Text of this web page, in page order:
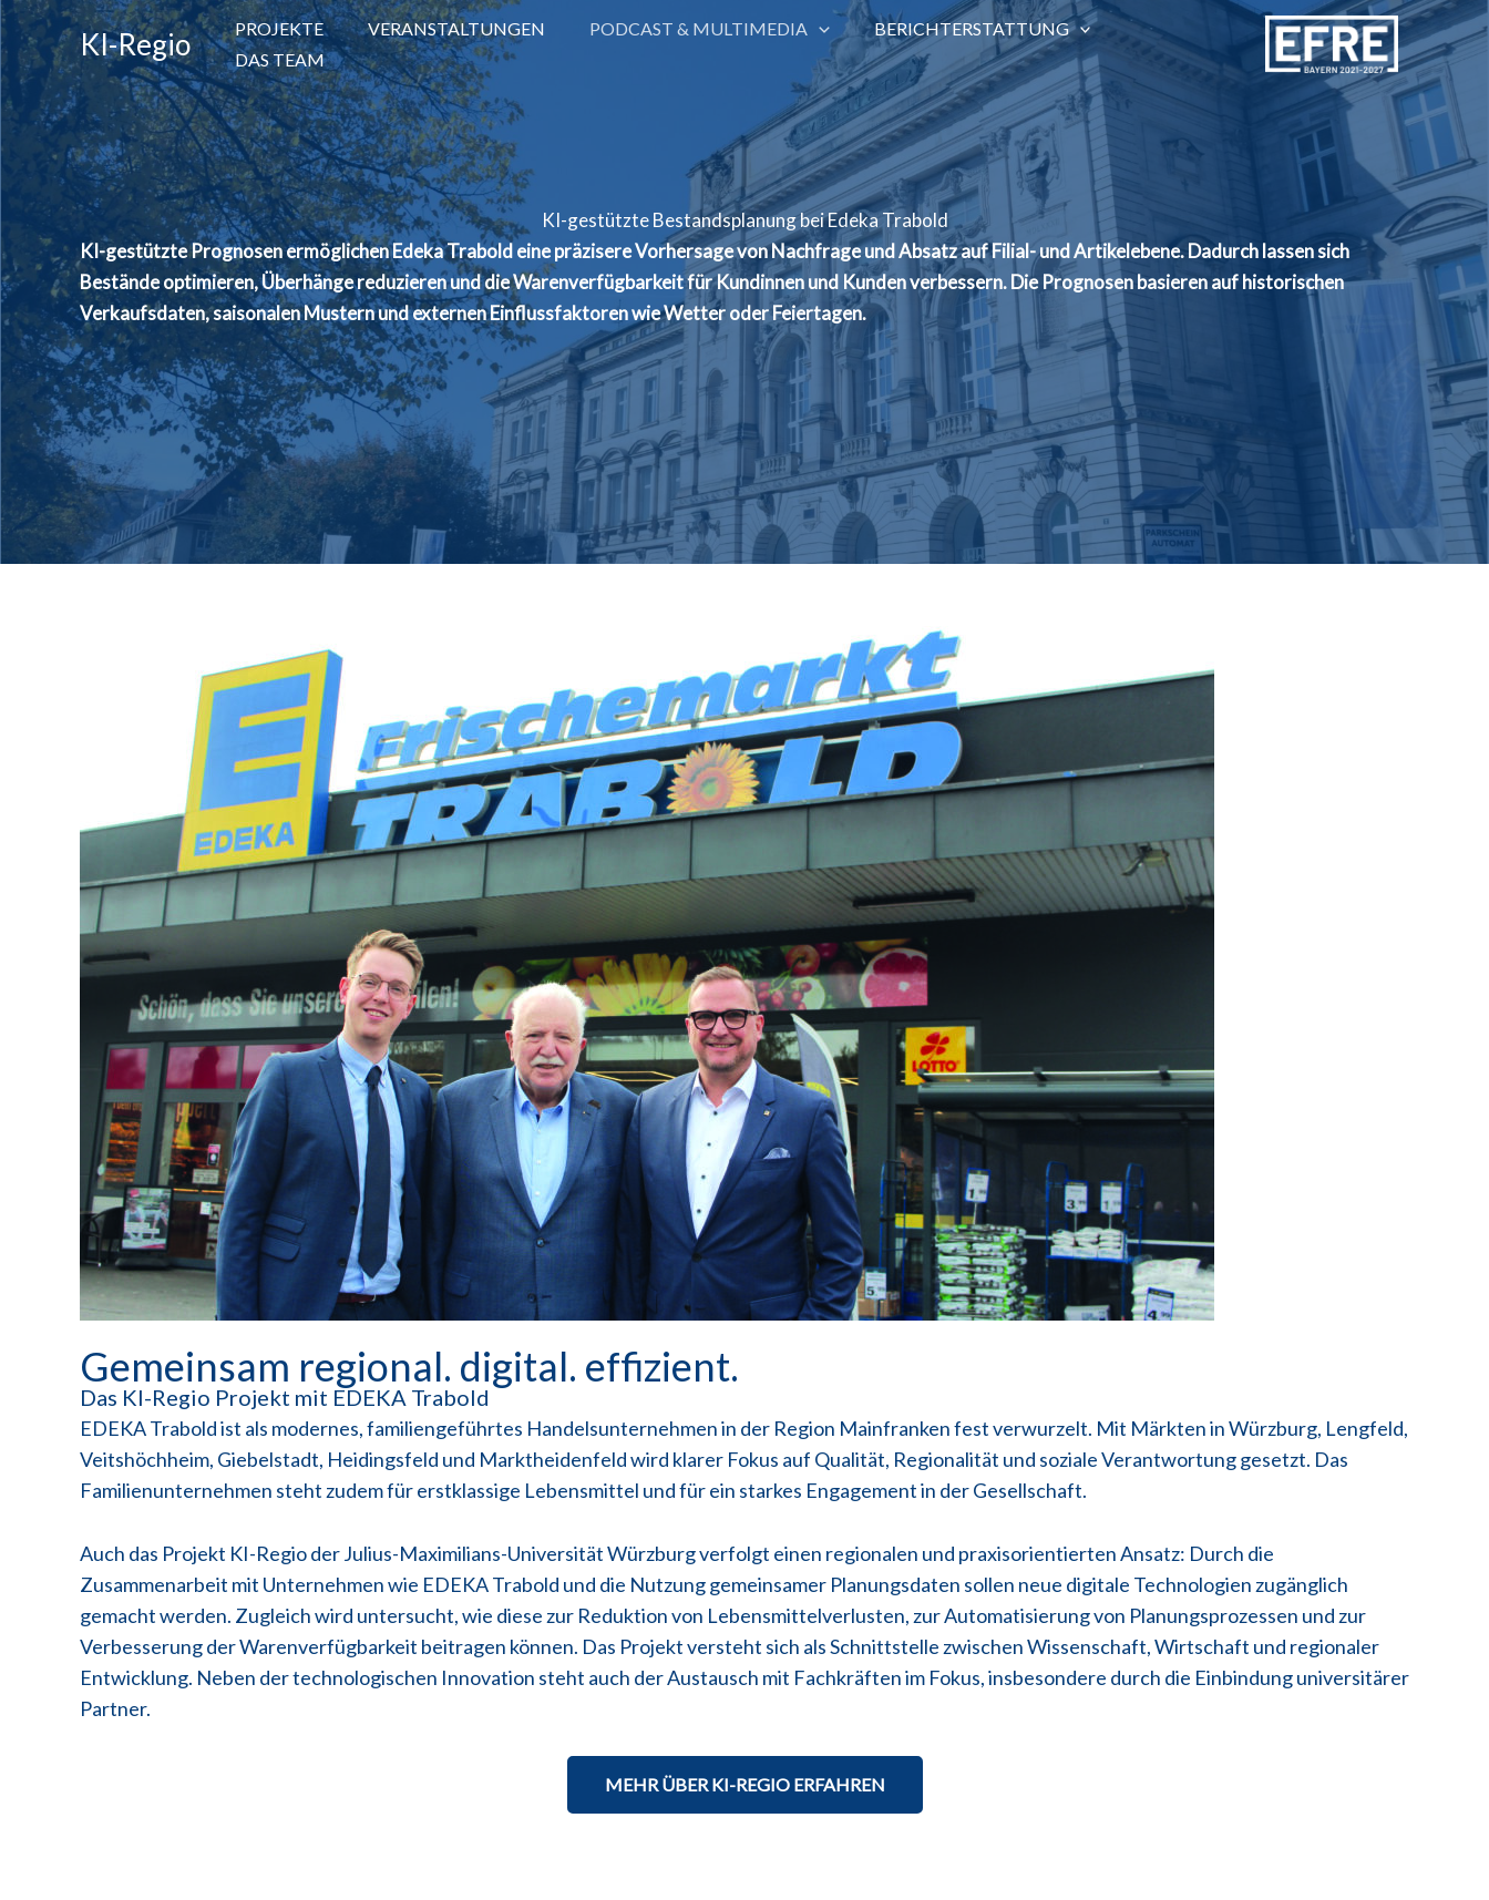
Zum
Inhalt
springen
KI-Regio PROJEKTE VERANSTALTUNGEN PODCAST & MULTIMEDIA
BERICHTERSTATTUNG
DAS TEAM
KI-gestützte Bestandsplanung bei Edeka Trabold
KI-gestützte Prognosen ermöglichen Edeka Trabold eine präzisere Vorhersage von Nachfrage und Absatz auf Filial- und Artikelebene. Dadurch lassen sich
Bestände optimieren, Überhänge reduzieren und die Warenverfügbarkeit für Kundinnen und Kunden verbessern. Die Prognosen basieren auf historischen
Verkaufsdaten, saisonalen Mustern und externen Einflussfaktoren wie Wetter oder Feiertagen.
Gemeinsam regional. digital. effizient.
Das KI-Regio Projekt mit EDEKA Trabold
EDEKA Trabold ist als modernes, familiengeführtes Handelsunternehmen in der Region Mainfranken fest verwurzelt. Mit Märkten in Würzburg, Lengfeld,
Veitshöchheim, Giebelstadt, Heidingsfeld und Marktheidenfeld wird klarer Fokus auf Qualität, Regionalität und soziale Verantwortung gesetzt. Das
Familienunternehmen steht zudem für erstklassige Lebensmittel und für ein starkes Engagement in der Gesellschaft.
Auch das Projekt KI-Regio der Julius-Maximilians-Universität Würzburg verfolgt einen regionalen und praxisorientierten Ansatz: Durch die
Zusammenarbeit mit Unternehmen wie EDEKA Trabold und die Nutzung gemeinsamer Planungsdaten sollen neue digitale Technologien zugänglich
gemacht werden. Zugleich wird untersucht, wie diese zur Reduktion von Lebensmittelverlusten, zur Automatisierung von Planungsprozessen und zur
Verbesserung der Warenverfügbarkeit beitragen können. Das Projekt versteht sich als Schnittstelle zwischen Wissenschaft, Wirtschaft und regionaler
Entwicklung. Neben der technologischen Innovation steht auch der Austausch mit Fachkräften im Fokus, insbesondere durch die Einbindung universitärer
Partner.
MEHR ÜBER KI-REGIO ERFAHREN